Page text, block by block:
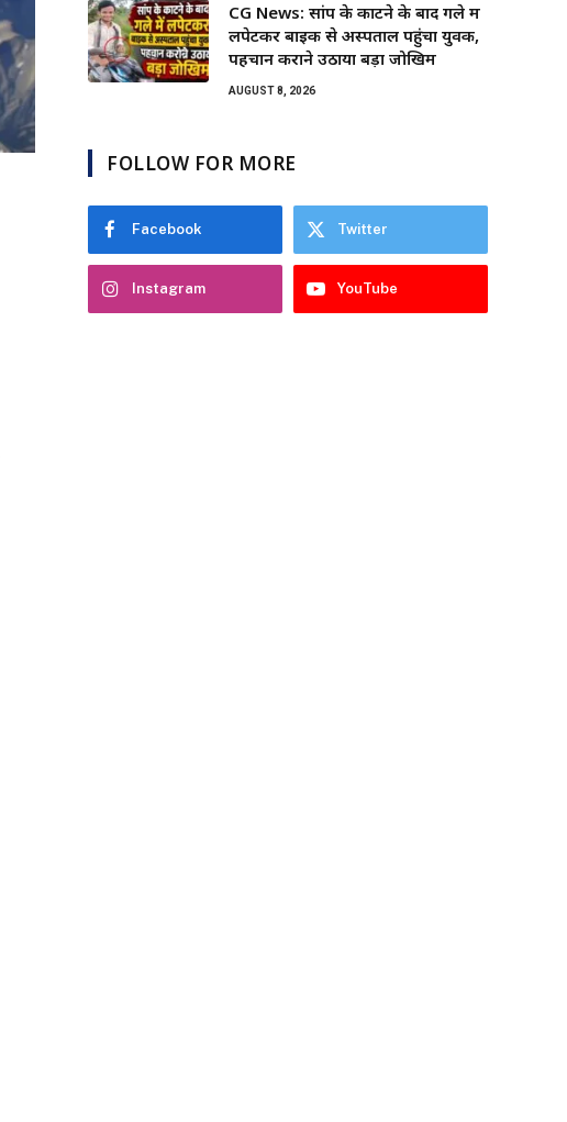
CG News: सांप के काटने के बाद गले में
लपेटकर बाइक से अस्पताल पहुंचा युवक,
पहचान कराने उठाया बड़ा जोखिम
AUGUST 8, 2026
FOLLOW FOR MORE
Facebook Twitter
Instagram YouTube